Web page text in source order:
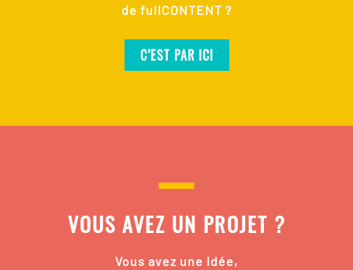
de fullCONTENT ?
C’EST PAR ICI
VOUS AVEZ UN PROJET ?
Vous avez une idée,